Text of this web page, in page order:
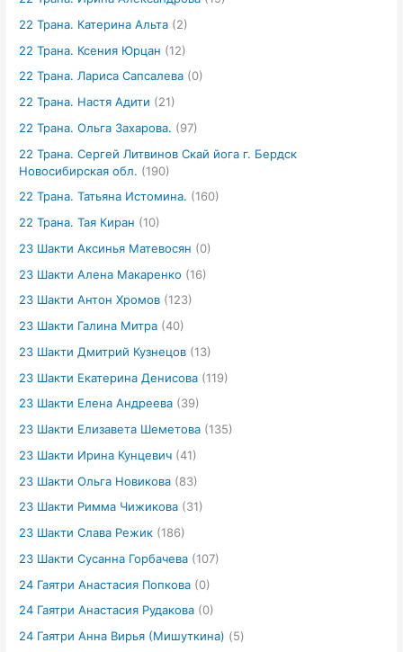
22 Трана. Катерина Альта (2)
22 Трана. Ксения Юрцан (12)
22 Трана. Лариса Сапсалева (0)
22 Трана. Настя Адити (21)
22 Трана. Ольга Захарова. (97)
22 Трана. Сергей Литвинов Скай йога г. Бердск
Новосибирская обл. (190)
22 Трана. Татьяна Истомина. (160)
22 Трана. Тая Киран (10)
23 Шакти Аксинья Матевосян (0)
23 Шакти Алена Макаренко (16)
23 Шакти Антон Хромов (123)
23 Шакти Галина Митра (40)
23 Шакти Дмитрий Кузнецов (13)
23 Шакти Екатерина Денисова (119)
23 Шакти Елена Андреева (39)
23 Шакти Елизавета Шеметова (135)
23 Шакти Ирина Кунцевич (41)
23 Шакти Ольга Новикова (83)
23 Шакти Римма Чижикова (31)
23 Шакти Слава Режик (186)
23 Шакти Сусанна Горбачева (107)
24 Гаятри Анастасия Попкова (0)
24 Гаятри Анастасия Рудакова (0)
24 Гаятри Анна Вирья (Мишуткина) (5)